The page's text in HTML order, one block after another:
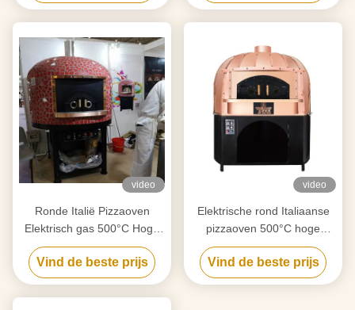
video
Ronde Italië Pizzaoven
Elektrisch gas 500°C Hoge
temperatuur
Vind de beste prijs
video
Elektrische rond Italiaanse
pizzaoven 500°C hoge
temperatuur
Vind de beste prijs